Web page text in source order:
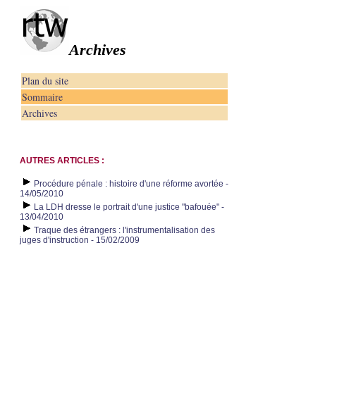
Archives
Plan du site
Sommaire
Archives
AUTRES ARTICLES :
Procédure pénale : histoire d'une réforme avortée -
14/05/2010
La LDH dresse le portrait d'une justice "bafouée" -
13/04/2010
Traque des étrangers : l'instrumentalisation des
juges d'instruction - 15/02/2009